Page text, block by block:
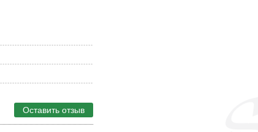
Оставить отзыв